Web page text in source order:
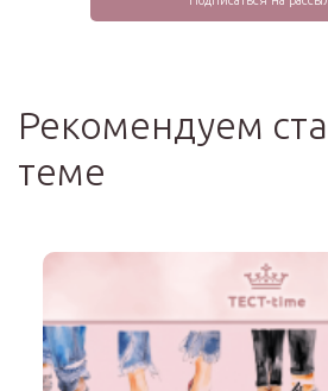
Рекомендуем
теме